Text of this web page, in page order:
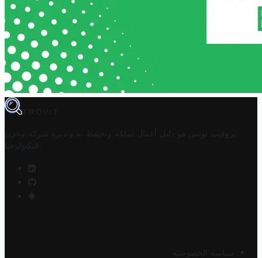
TROVIT
تروفيت تونس هو دليل أعمال تملكه وتحتفظ به وتديره
شركة مخزن
التكنولوجيا
سياسة الخصوصية